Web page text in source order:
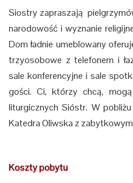
Siostry zapraszają
narodowość i wyznanie
Dom ładnie umeblowany
trzyosobowe z telefonem i
sale konferencyjne i sale
gości. Ci, którzy chcą,
liturgicznych Sióstr. W
Katedra Oliwska z
Koszty pobytu